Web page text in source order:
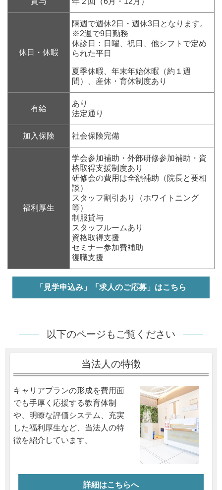
休日・休暇
隔週で週休2日・週休3日となります。
※2週で9日勤務
休診日：日曜、祝日、他シフトで定め
られた平日
夏季休暇、年末年始休暇（約１週
間）、産休・育休制度あり
有給
あり
法定通り
加入保険 社会保険完備
福利厚生
学会参加補助・外部研修参加補助・資
格取得支援制度あり
研修会の費用は全額補助（院長と要相
談）
スタッフ割引あり（ホワイトニング
等）
制服貸与
スタッフルームあり
資格取得支援
セミナー参加費補助
復職支援
「見学申込み」「求人のご応募」はこちら
以下のページもご覧ください
当法人の特徴
キャリアプランの形成を費用面
でも手厚く応援する教育体制
や、明瞭な評価システム、充実
した福利厚生など、当法人の特
徴を紹介しています。
詳細はこちらへ